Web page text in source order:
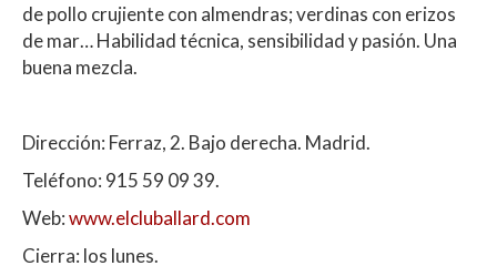
de pollo crujiente con almendras; verdinas con erizos
de mar… Habilidad técnica, sensibilidad y pasión. Una
buena mezcla.
Dirección: Ferraz, 2. Bajo derecha. Madrid.
Teléfono: 915 59 09 39.
Web:www.elcluballard.com
Cierra: los lunes.